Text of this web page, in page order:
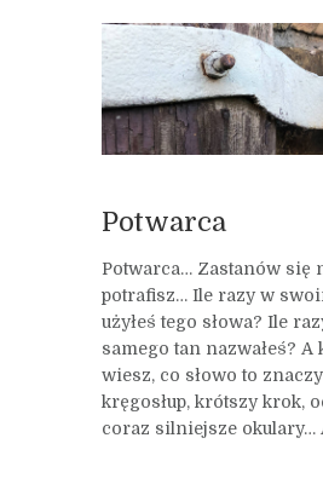
Potwarca
Potwarca… Zastanów się
potrafisz… Ile razy w
użyłeś tego słowa? Ile
samego tan nazwałeś? A
wiesz, co słowo to
kręgosłup, krótszy krok,
coraz silniejsze okulary…